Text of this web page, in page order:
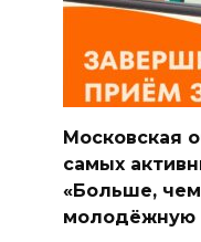
Московская
самых
«Больше,
молодёжную